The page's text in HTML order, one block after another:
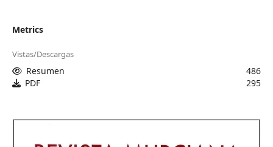
Metrics
Vistas/Descargas
Resumen
486
PDF
295